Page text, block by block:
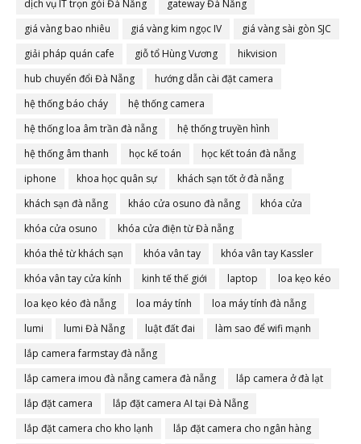
dịch vụ IT trọn gói Đà Nẵng
gateway Đà Nẵng
giá vàng bao nhiêu
giá vàng kim ngọc IV
giá vàng sài gòn SJC
giải pháp quán cafe
giỗ tổ Hùng Vương
hikvision
hub chuyển đổi Đà Nẵng
hướng dẫn cài đặt camera
hệ thống báo cháy
hệ thống camera
hệ thống loa âm trần đà nẵng
hệ thống truyền hình
hệ thống âm thanh
học kế toán
học kết toán đà nẵng
iphone
khoa học quân sự
khách sạn tốt ở đà nẵng
khách sạn đà nẵng
kháo cửa osuno đà nẵng
khóa cửa
khóa cửa osuno
khóa cửa điện từ Đà nẵng
khóa thẻ từ khách sạn
khóa vân tay
khóa vân tay Kassler
khóa vân tay cửa kính
kinh tế thế giới laptop
loa kẹo kéo
loa kẹo kéo đà nẵng
loa máy tính
loa máy tính đà nẵng
lumi
lumi Đà Nẵng luật đất đai
làm sao để wifi mạnh
lắp camera farmstay đà nẵng
lắp camera imou đà nẵng camera đà nẵng
lắp camera ở đà lạt
lắp đặt camera
lắp đặt camera AI tại Đà Nẵng
lắp đặt camera cho kho lạnh
lắp đặt camera cho ngân hàng